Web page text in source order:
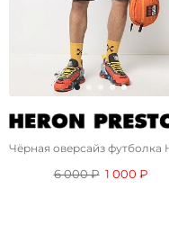
Чёрная оверсайз футболка
6 000 ₽ 1 000 ₽